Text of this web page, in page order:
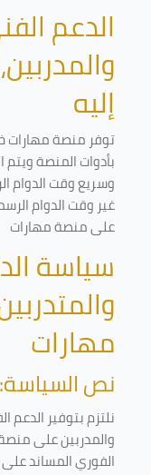
الدعم
إليه
توفر منصة مهارات
بأدوات المنصة
وسريع وقت الدوام
غير وقت الدوام
على منصة مهارات
سياسة
مهارات
نص السياسة:
نلتزم بتوفير الدعم
والمدربين على
الفوري المساند